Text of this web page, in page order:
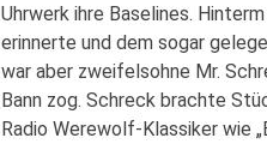
Uhrwerk ihre Baselines.
erinnerte und dem sogar
war aber zweifelsohne Mr.
Bann zog. Schreck brachte
Radio Werewolf-Klassiker wie